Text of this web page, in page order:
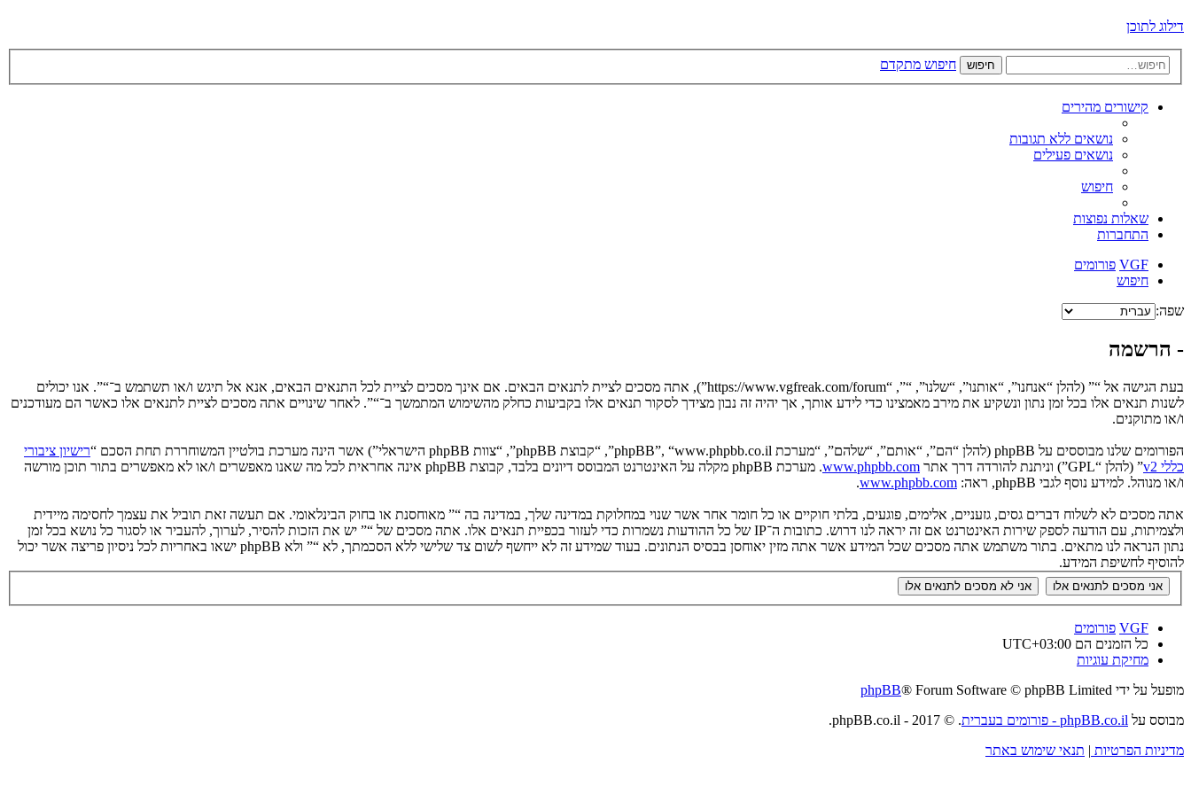
דילוג לתוכן
חיפוש חיפוש מתקדם
קישורים מהירים
נושאים ללא תגובות
נושאים פעילים
חיפוש
שאלות נפוצות
התחברות
VGF פורומים
חיפוש
שפה:
- הרשמה
בעת הגישה אל “” (להלן “אנחנו”, “אותנו”, “שלנו”, “”, “https://www.vgfreak.com/forum”), אתה מסכים לציית לתנאים הבאים. אם אינך מסכים לציית לכל התנאים הבאים, אנא אל תיגש ו/או תשתמש ב־“”. אנו יכולים
לשנות תנאים אלו בכל זמן נתון ונשקיע את מירב מאמצינו כדי לידע אותך, אך יהיה זה נבון מצידך לסקור תנאים אלו בקביעות כחלק מהשימוש המתמשך ב־“”. לאחר שינויים אתה מסכים לציית לתנאים אלו כאשר הם מעודכנים
ו/או מתוקנים.
הפורומים שלנו מבוססים על phpBB (להלן “הם”, “אותם”, “שלהם”, “מערכת phpBB”, “www.phpbb.co.il”, “קבוצת phpBB”, “צוות phpBB הישראלי”) אשר הינה מערכת בולטיין המשוחררת תחת הסכם “
רישיון ציבורי
כללי v2
” (להלן “GPL”) וניתנת להורדה דרך אתר www.phpbb.com
. מערכת phpBB מקלה על האינטרנט המבוסס דיונים בלבד, קבוצת phpBB אינה אחראית לכל מה שאנו מאפשרים ו/או לא מאפשרים בתור תוכן מורשה
ו/או מנוהל. למידע נוסף לגבי phpBB, ראה:
www.phpbb.com
.
אתה מסכים לא לשלוח דברים גסים, גזעניים, אלימים, פוגעים, בלתי חוקיים או כל חומר אחר אשר שנוי במחלוקת במדינה שלך, במדינה בה “” מאוחסנת או בחוק הבינלאומי. אם תעשה זאת תוביל את עצמך לחסימה מיידית
ולצמיתות, עם הודעה לספק שירות האינטרנט אם זה יראה לנו דרוש. כתובות ה־IP של כל ההודעות נשמרות כדי לעזור בכפיית תנאים אלו. אתה מסכים של “” יש את הזכות להסיר, לערוך, להעביר או לסגור כל נושא בכל זמן
נתון הנראה לנו מתאים. בתור משתמש אתה מסכים שכל המידע אשר אתה מזין יאוחסן בבסיס הנתונים. בעוד שמידע זה לא ייחשף לשום צד שלישי ללא הסכמתך, לא “” ולא phpBB ישאו באחריות לכל ניסיון פריצה אשר יכול
להוסיף לחשיפת המידע.
VGF פורומים
כל הזמנים הם UTC+03:00
מחיקת עוגיות
מופעל על ידי
phpBB® Forum Software © phpBB Limited
מבוסס על phpBB.co.il - פורומים בעברית
. © 2017 - phpBB.co.il.
מדיניות הפרטיות | תנאי שימוש באתר